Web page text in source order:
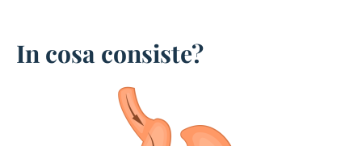
In cosa consiste?